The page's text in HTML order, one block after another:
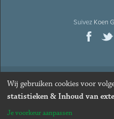
Suivez Koen
© 2026Ancien ministre et
Webdesign & développement par
Wij gebruiken cookies voor
statistieken & Inhoud van
Je voorkeur aanpassen